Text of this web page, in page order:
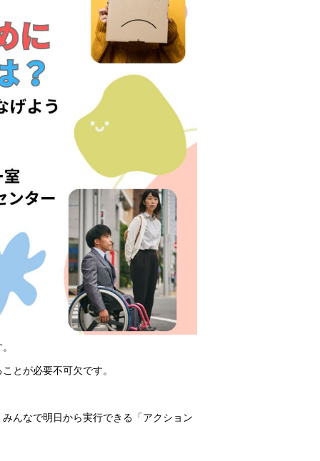
とが必要不可欠です。
んなで明日から実行できる「アクション